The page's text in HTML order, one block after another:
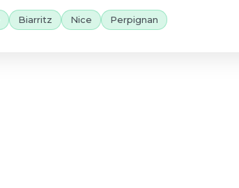
Biarritz Nice Perpignan